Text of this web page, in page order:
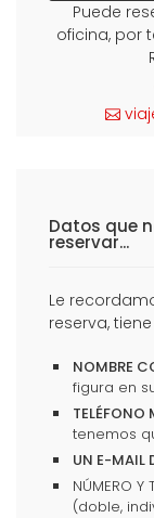
Puede
oficina, por
Datos que
reservar...
Le
reserva,
NOMBRE
figura en
TELÉFONO
tenemos
UN E-
NÚMERO Y
(doble,